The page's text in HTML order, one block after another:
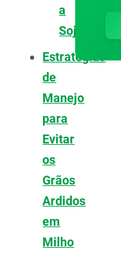
a
Soja
Estratégias
de
Manejo
para
Evitar
os
Grãos
Ardidos
em
Milho